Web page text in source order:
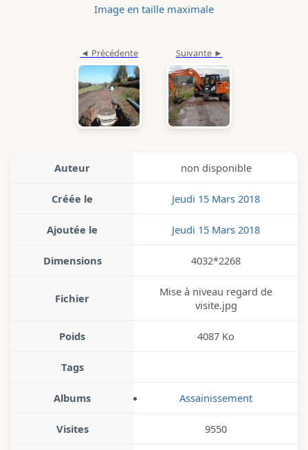
Image en taille maximale
Auteur non disponible
Créée le Jeudi 15 Mars 2018
Ajoutée le Jeudi 15 Mars 2018
Dimensions 4032*2268
Fichier
Mise à niveau regard de
visite.jpg
Poids 4087 Ko
Tags
Albums Assainissement
Visites 9550